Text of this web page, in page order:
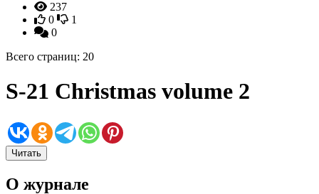
237
0
1
0
Всего страниц: 20
S-21 Christmas volume 2
Читать
О журнале